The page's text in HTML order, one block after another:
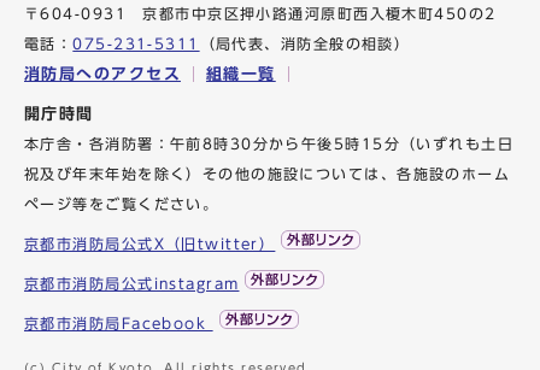
〒604-0931 京都市中京区押小路通河原町西入榎木町450の2
電話：075-231-5311 （局代表、消防全般の相談）
消防局へのアクセス 組織一覧
開庁時間
本庁舎・各消防署：午前8時30分から午後5時15分（いずれも土日
祝及び年末年始を除く）その他の施設については、各施設のホーム
ページ等をご覧ください。
京都市消防局公式X（旧twitter）
京都市消防局公式instagram
京都市消防局Facebook